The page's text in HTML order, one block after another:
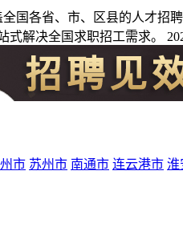
全国各省、市、区县的人才
式解决全国求职招工需求。
市 苏州市 南通市 连云港市 淮